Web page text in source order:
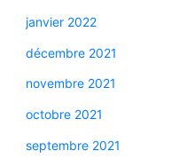
janvier 2022
décembre 2021
novembre 2021
octobre 2021
septembre 2021